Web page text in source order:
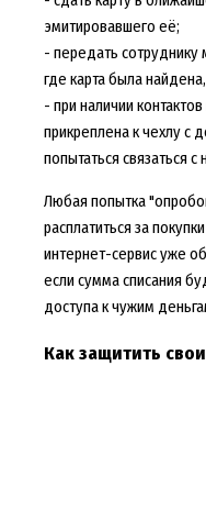
эмитировавшего её;
- передать сотруднику
где карта была
- при наличии
прикреплена к чехлу с
попытаться связаться
Любая попытка
расплатиться за
интернет-сервис уже
если сумма списания
доступа к чужим
Как защитить